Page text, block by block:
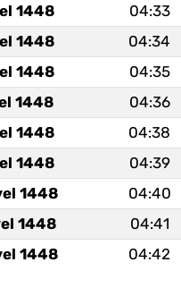
1448 04:33
1448 04:34
1448 04:35
1448 04:36
1448 04:38
1448 04:39
1448 04:40
1448 04:41
1448 04:42